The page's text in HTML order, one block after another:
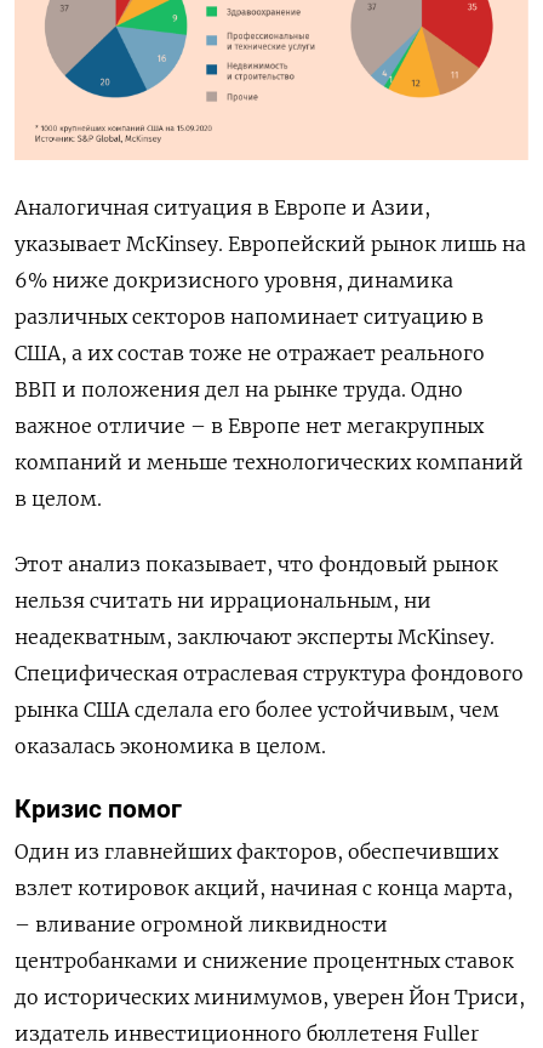
Аналогичная ситуация в Европе и Азии,
указывает McKinsey. Европейский рынок лишь на
6% ниже докризисного уровня, динамика
различных секторов напоминает ситуацию в
США, а их состав тоже не отражает реального
ВВП и положения дел на рынке труда. Одно
важное отличие – в Европе нет мегакрупных
компаний и меньше технологических компаний
в целом.
Этот анализ показывает, что фондовый рынок
нельзя считать ни иррациональным, ни
неадекватным, заключают эксперты McKinsey.
Специфическая отраслевая структура фондового
рынка США сделала его более устойчивым, чем
оказалась экономика в целом.
Кризис помог
Один из главнейших факторов, обеспечивших
взлет котировок акций, начиная с конца марта,
– вливание огромной ликвидности
центробанками и снижение процентных ставок
до исторических минимумов, уверен Йон Триси,
издатель инвестиционного бюллетеня Fuller